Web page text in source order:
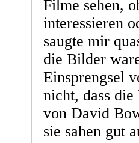
Filme sehen,
interessieren
saugte mir
die Bilder
Einsprengsel
nicht, dass
von David
sie sahen gut